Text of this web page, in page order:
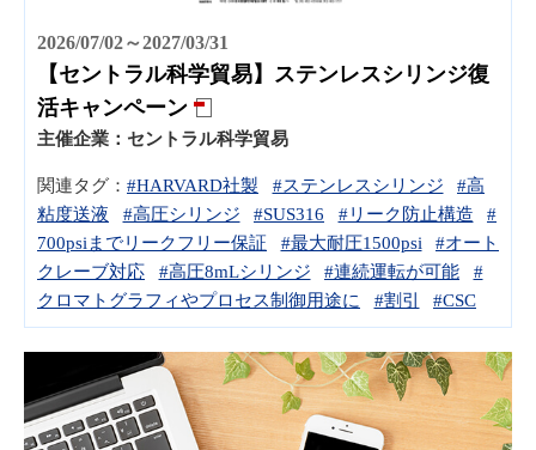
2026/07/02～2027/03/31
【セントラル科学貿易】ステンレスシリンジ復
活キャンペーン
主催企業： セントラル科学貿易
関連タグ： #HARVARD社製 #ステンレスシリンジ
#高
粘度送液
#高圧シリンジ #SUS316 #リーク防止構造
#
700psiまでリークフリー保証
#最大耐圧1500psi
#オート
クレーブ対応
#高圧8mLシリンジ #連続運転が可能
#
クロマトグラフィやプロセス制御用途に
#割引 #CSC